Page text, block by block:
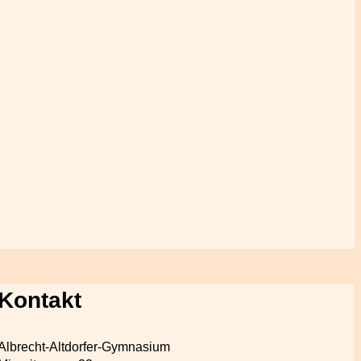
Altdorfer-Gymnasium